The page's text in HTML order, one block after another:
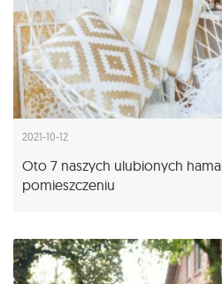
2021-10-12
Oto 7 naszych ulubionych
pomieszczeniu